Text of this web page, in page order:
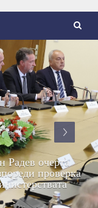
Радев очерта
проверка